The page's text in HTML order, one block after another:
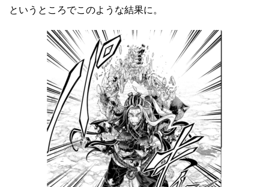
というところでこのような結果に。